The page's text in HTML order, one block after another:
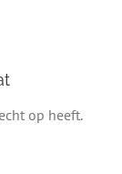
op heeft.